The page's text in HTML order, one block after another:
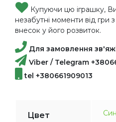
Купуючи цю іграшку,
незабутні моменти від гри
внесок у його розвиток.
Для замовлення
Viber / Telegram
tel +380661909013
Цвет